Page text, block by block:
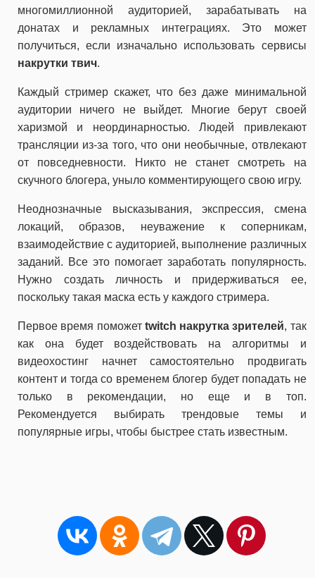
многомиллионной аудиторией, зарабатывать на
донатах и рекламных интеграциях. Это может
получиться, если изначально использовать сервисы
накрутки твич.
Каждый стример скажет, что без даже минимальной
аудитории ничего не выйдет. Многие берут своей
харизмой и неординарностью. Людей привлекают
трансляции из-за того, что они необычные, отвлекают
от повседневности. Никто не станет смотреть на
скучного блогера, уныло комментирующего свою игру.
Неоднозначные высказывания, экспрессия, смена
локаций, образов, неуважение к соперникам,
взаимодействие с аудиторией, выполнение различных
заданий. Все это помогает заработать популярность.
Нужно создать личность и придерживаться ее,
поскольку такая маска есть у каждого стримера.
Первое время поможет twitch накрутка зрителей, так
как она будет воздействовать на алгоритмы и
видеохостинг начнет самостоятельно продвигать
контент и тогда со временем блогер будет попадать не
только в рекомендации, но еще и в топ.
Рекомендуется выбирать трендовые темы и
популярные игры, чтобы быстрее стать известным.